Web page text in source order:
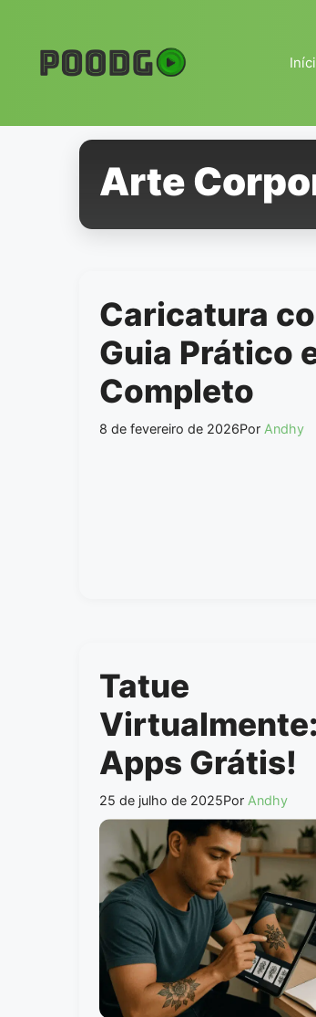
conteúdo
Arte
Caricatura
Guia Prático
Completo
8 de fevereiro de 2026Por Andhy
Tatue
Virtualmente:
Apps Grátis!
25 de julho de 2025Por Andhy